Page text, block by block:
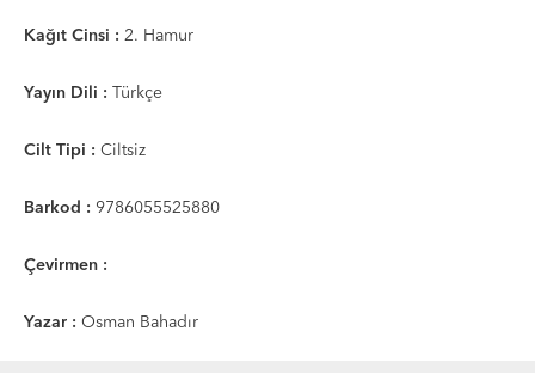
Kağıt Cinsi : 2. Hamur
Yayın Dili : Türkçe
Cilt Tipi : Ciltsiz
Barkod : 9786055525880
Çevirmen :
Yazar : Osman Bahadır